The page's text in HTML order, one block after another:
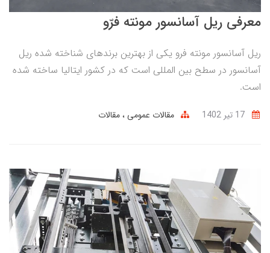
معرفی ریل آسانسور مونته فرّو
ریل آسانسور مونته فرو یکی از بهترین برندهای شناخته شده ریل
آسانسور در سطح بین المللی است که در کشور ایتالیا ساخته شده
است.
مقالات عمومی مقالات